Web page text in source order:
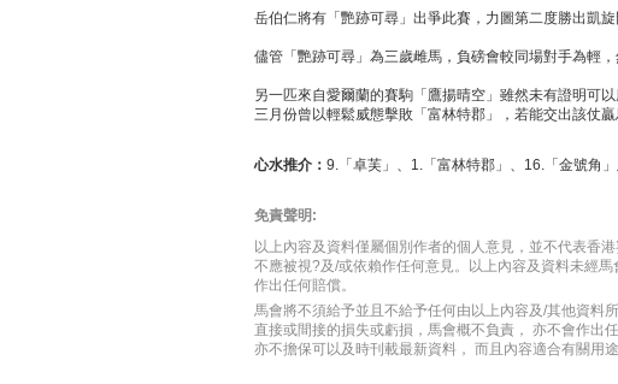
岳伯仁將有「艷跡可尋」出爭此賽，力圖第二度勝出凱
儘管「艷跡可尋」為三歲雌馬，負磅會較同場對手為輕
另一匹來自愛爾蘭的賽駒「鷹揚晴空」雖然未有證明可
三月份曾以輕鬆威態擊敗「富林特郡」，若能交出該仗贏
心水推介： 9.「卓芙」、1.「富林特郡」、16.「金號角」
免責聲明:
以上內容及資料僅屬個別作者的個人意見，並不代表香
不應被視?及/或依賴作任何意見。以上內容及資料未經
作出任何賠償。
馬會將不須給予並且不給予任何由以上內容及/其他資料
直接或間接的損失或虧損，馬會概不負責， 亦不會作出
亦不擔保可以及時刊載最新資料， 而且內容適合有關用途